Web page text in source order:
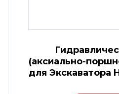
(аксиально-
для Экскаватора